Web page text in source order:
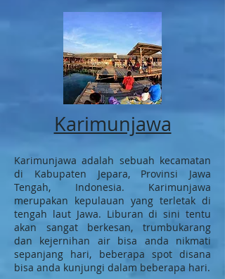
Karimunjawa
Karimunjawa adalah sebuah kecamatan
di Kabupaten Jepara, Provinsi Jawa
Tengah, Indonesia. Karimunjawa
merupakan kepulauan yang terletak di
tengah laut Jawa. Liburan di sini tentu
akan sangat berkesan, trumbukarang
dan kejernihan air bisa anda nikmati
sepanjang hari, beberapa spot disana
bisa anda kunjungi dalam beberapa hari.